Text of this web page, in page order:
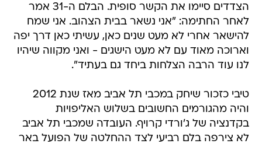
הצדדים סיימו את הקשר סופית. הבלם ה-31 אמר
לאחר החתימה: "אני נשאר בבית הצהוב. אני שמח
להישאר אחרי לא מעט שנים כאן, עשיתי כאן דרך יפה
וארוכה מאוד עם לא מעט הישגים - ואני מקווה שיהיו
לנו עוד הרבה הצלחות ביחד גם בעתיד".
טיבי כזכור שיחק במכבי תל אביב מאז שנת 2012
והיה מהגורמים החשובים בשלוש האליפויות
בקדנציה של ג'ורדי קרויף. העובדה שמכבי תל אביב
לא צירפה בלם רביעי לצד ההחלטה של הפועל באר